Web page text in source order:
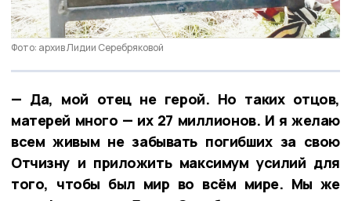
Фото: архив Лидии Серебряковой
— Да, мой отец не герой. Но таких отцов,
матерей много — их 27 миллионов. И я желаю
всем живым не забывать погибших за свою
Отчизну и приложить максимум усилий для
того, чтобы был мир во всём мире. Мы же